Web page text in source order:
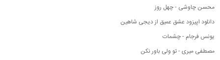
محسن چاوشی - چهل روز
دانلود اپیزود عشق عمیق از دیجی شاهین
یونس فرجام - چشمات
مصطفی میری - تو ولی باور نکن